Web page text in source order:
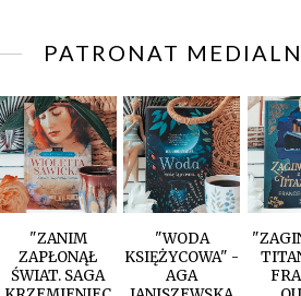
PATRONAT
"ZANIM
ZAPŁONĄŁ
ŚWIAT. SAGA
"WODA
KSIĘŻYCOWA" -
AGA